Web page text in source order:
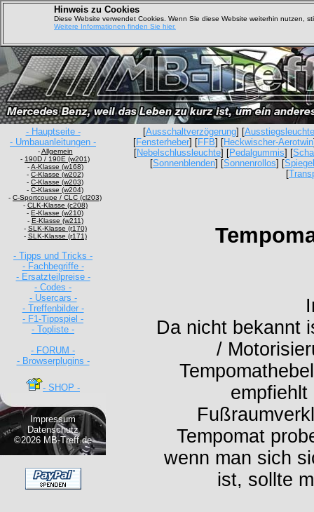
Hinweis zu Cookies
Diese Website verwendet Cookies. Wenn Sie diese Website weiterhin nutzen,
Weitere Informationen finden Sie hier.
- Hauptseite -
- Umbauanleitungen -
-Allgemein
- 190D / 190E (w201)
-A-Klasse (w168)
- C-Klasse (w202)
- C-Klasse (w203)
- C-Klasse (w204)
- C-Sportcoupe / CLC (cl203)
- CLK-Klasse (c208)
- E-Klasse (w210)
- E-Klasse (w211)
- SLK-Klasse (r170)
- SLK-Klasse (r171)
- Tipps und Tricks -
- Fachbegriffe -
- Ersatzteilpreise -
- Codes -
- Usercars -
- Treffenbilder -
- F1-Tippspiel -
- Topliste -
- FORUM -
- Browserplugins -
- SHOP -
Impressum
Datenschutz
©2026 MB-Treff.de
[Ausschaltverzögerung] [
[Fensterheber] [FFB] [Heckwischer-Aerotwin
[Nebelschlussleuchte] [Pedalgummis] [
[Sonnenblenden] [Sonnenrollos] [
[
Da nicht bekannt
/
Tempomat
wenn man sich
ist, sollte